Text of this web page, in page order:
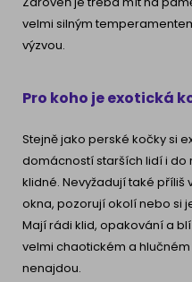
velmi silným
výzvou.
Pro koho je exotická
Stejně jako perské kočky si
domácností starších lidí i do
klidné. Nevyžadují také příliš
okna, pozorují okolí nebo si
Mají rádi klid, opakování a
velmi chaotickém a
nenajdou.